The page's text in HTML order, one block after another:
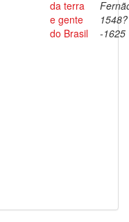
da terra
e gente
do Brasil
1548?
-1625